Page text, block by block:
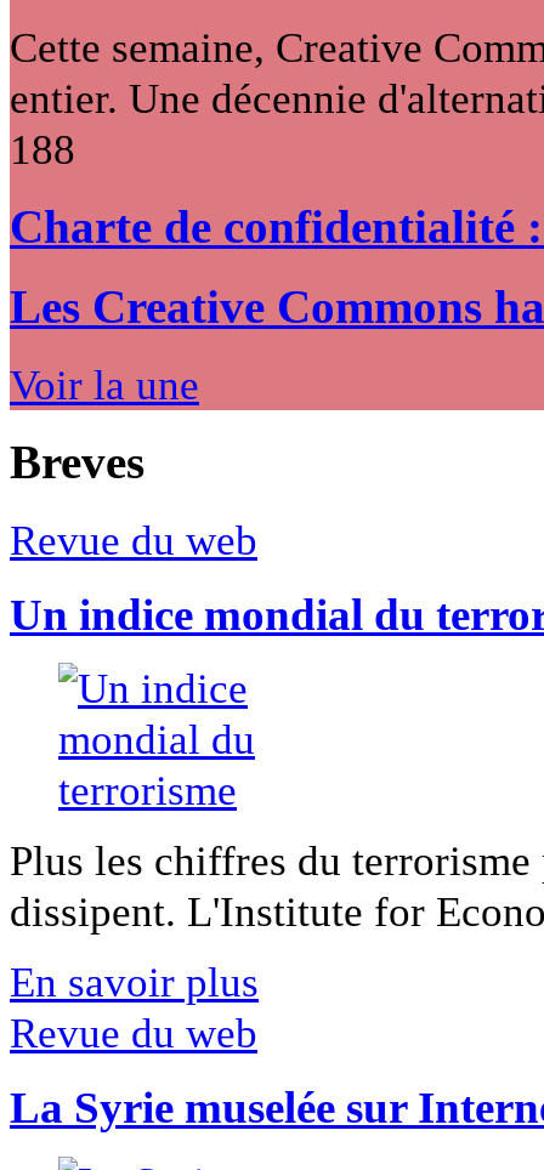
Cette semaine, Creative
entier. Une décennie
188
Charte de confidentialité
Les Creative Commons
Voir la une
Breves
Revue du web
Un indice mondial du
Plus les chiffres du
dissipent. L'Institute for
En savoir plus
Revue du web
La Syrie muselée sur